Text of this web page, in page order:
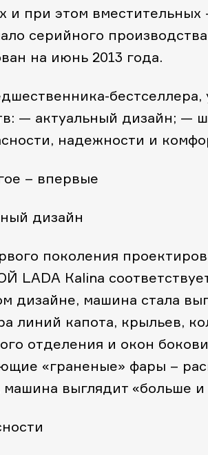
и при этом
серийного
на июнь 2013 года.
— актуальный дизайн; —
надежности и
– впервые
дизайн
поколения
LADA Кalina
дизайне, машина стала
линий капота, крыльев,
отделения и окон
«граненые» фары –
машина выглядит «больше